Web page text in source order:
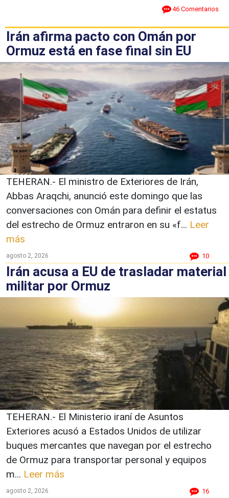
46 Comentarios
Irán afirma pacto con Omán por
Ormuz está en fase final sin EU
TEHERAN.- El ministro de Exteriores de Irán,
Abbas Araqchi, anunció este domingo que las
conversaciones con Omán para definir el estatus
del estrecho de Ormuz entraron en su «f... Leer
más
agosto 2, 2026 10
Irán acusa a EU de trasladar material
militar por Ormuz
TEHERAN.- El Ministerio iraní de Asuntos
Exteriores acusó a Estados Unidos de utilizar
buques mercantes que navegan por el estrecho
de Ormuz para transportar personal y equipos
m... Leer más
agosto 2, 2026 16